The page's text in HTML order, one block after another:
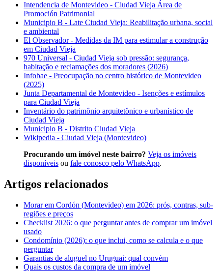
Intendencia de Montevideo - Ciudad Vieja Área de
Promoción Patrimonial
Municipio B - Late Ciudad Vieja: Reabilitação urbana, social
e ambiental
El Observador - Medidas da IM para estimular a construção
em Ciudad Vieja
970 Universal - Ciudad Vieja sob pressão: segurança,
habitação e reclamações dos moradores (2026)
Infobae - Preocupação no centro histórico de Montevideo
(2025)
Junta Departamental de Montevideo - Isenções e estímulos
para Ciudad Vieja
Inventário do patrimônio arquitetônico e urbanístico de
Ciudad Vieja
Municipio B - Distrito Ciudad Vieja
Wikipedia - Ciudad Vieja (Montevideo)
Procurando um imóvel neste bairro? Veja os imóveis
disponíveis ou fale conosco pelo WhatsApp.
Artigos relacionados
Morar em Cordón (Montevideo) em 2026: prós, contras, sub-
regiões e preços
Checklist 2026: o que perguntar antes de comprar um imóvel
usado
Condomínio (2026): o que inclui, como se calcula e o que
perguntar
Garantias de aluguel no Uruguai: qual convém
Quais os custos da compra de um imóvel